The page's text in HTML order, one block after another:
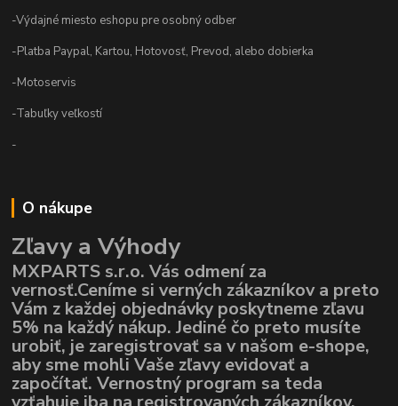
-Výdajné miesto eshopu pre osobný odber
-Platba Paypal, Kartou, Hotovosť, Prevod, alebo dobierka
-Motoservis
-Tabuľky veľkostí
-
O nákupe
Zľavy a Výhody
MXPARTS s.r.o. Vás odmení za
vernosť.Ceníme si verných zákazníkov a preto
Vám z každej objednávky poskytneme zľavu
5% na každý nákup. Jediné čo preto musíte
urobiť, je zaregistrovať sa v našom e-shope,
aby sme mohli Vaše zľavy evidovať a
započítať. Vernostný program sa teda